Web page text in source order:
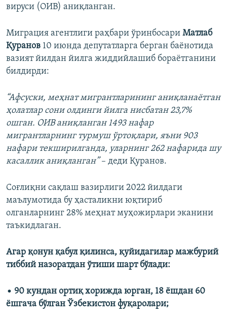
вируси (ОИВ) аниқланган.
Миграция агентлиги раҳбари ўринбосари Матлаб
Қуранов 10 июнда депутатларга берган баёнотида
вазият йилдан йилга жиддийлашиб бораётганини
билдирди:
“Афсуски, меҳнат мигрантларининг аниқланаётган
ҳолатлар сони олдинги йилга нисбатан 23,7%
ошган. ОИВ аниқланган 1493 нафар
мигрантларнинг турмуш ўртоқлари, яъни 903
нафари текширилганда, уларнинг 262 нафарида шу
касаллик аниқланган” – деди Қуранов.
Соғлиқни сақлаш вазирлиги 2022 йилдаги
маълумотида бу ҳасталикни юқтириб
олганларнинг 28% меҳнат муҳожирлари эканини
таъкидлаган.
Агар қонун қабул қилинса, қуйидагилар мажбурий
тиббий назоратдан ўтиши шарт бўлади:
• 90 кундан ортиқ хорижда юрган, 18 ёшдан 60
ёшгача бўлган Ўзбекистон фуқаролари;